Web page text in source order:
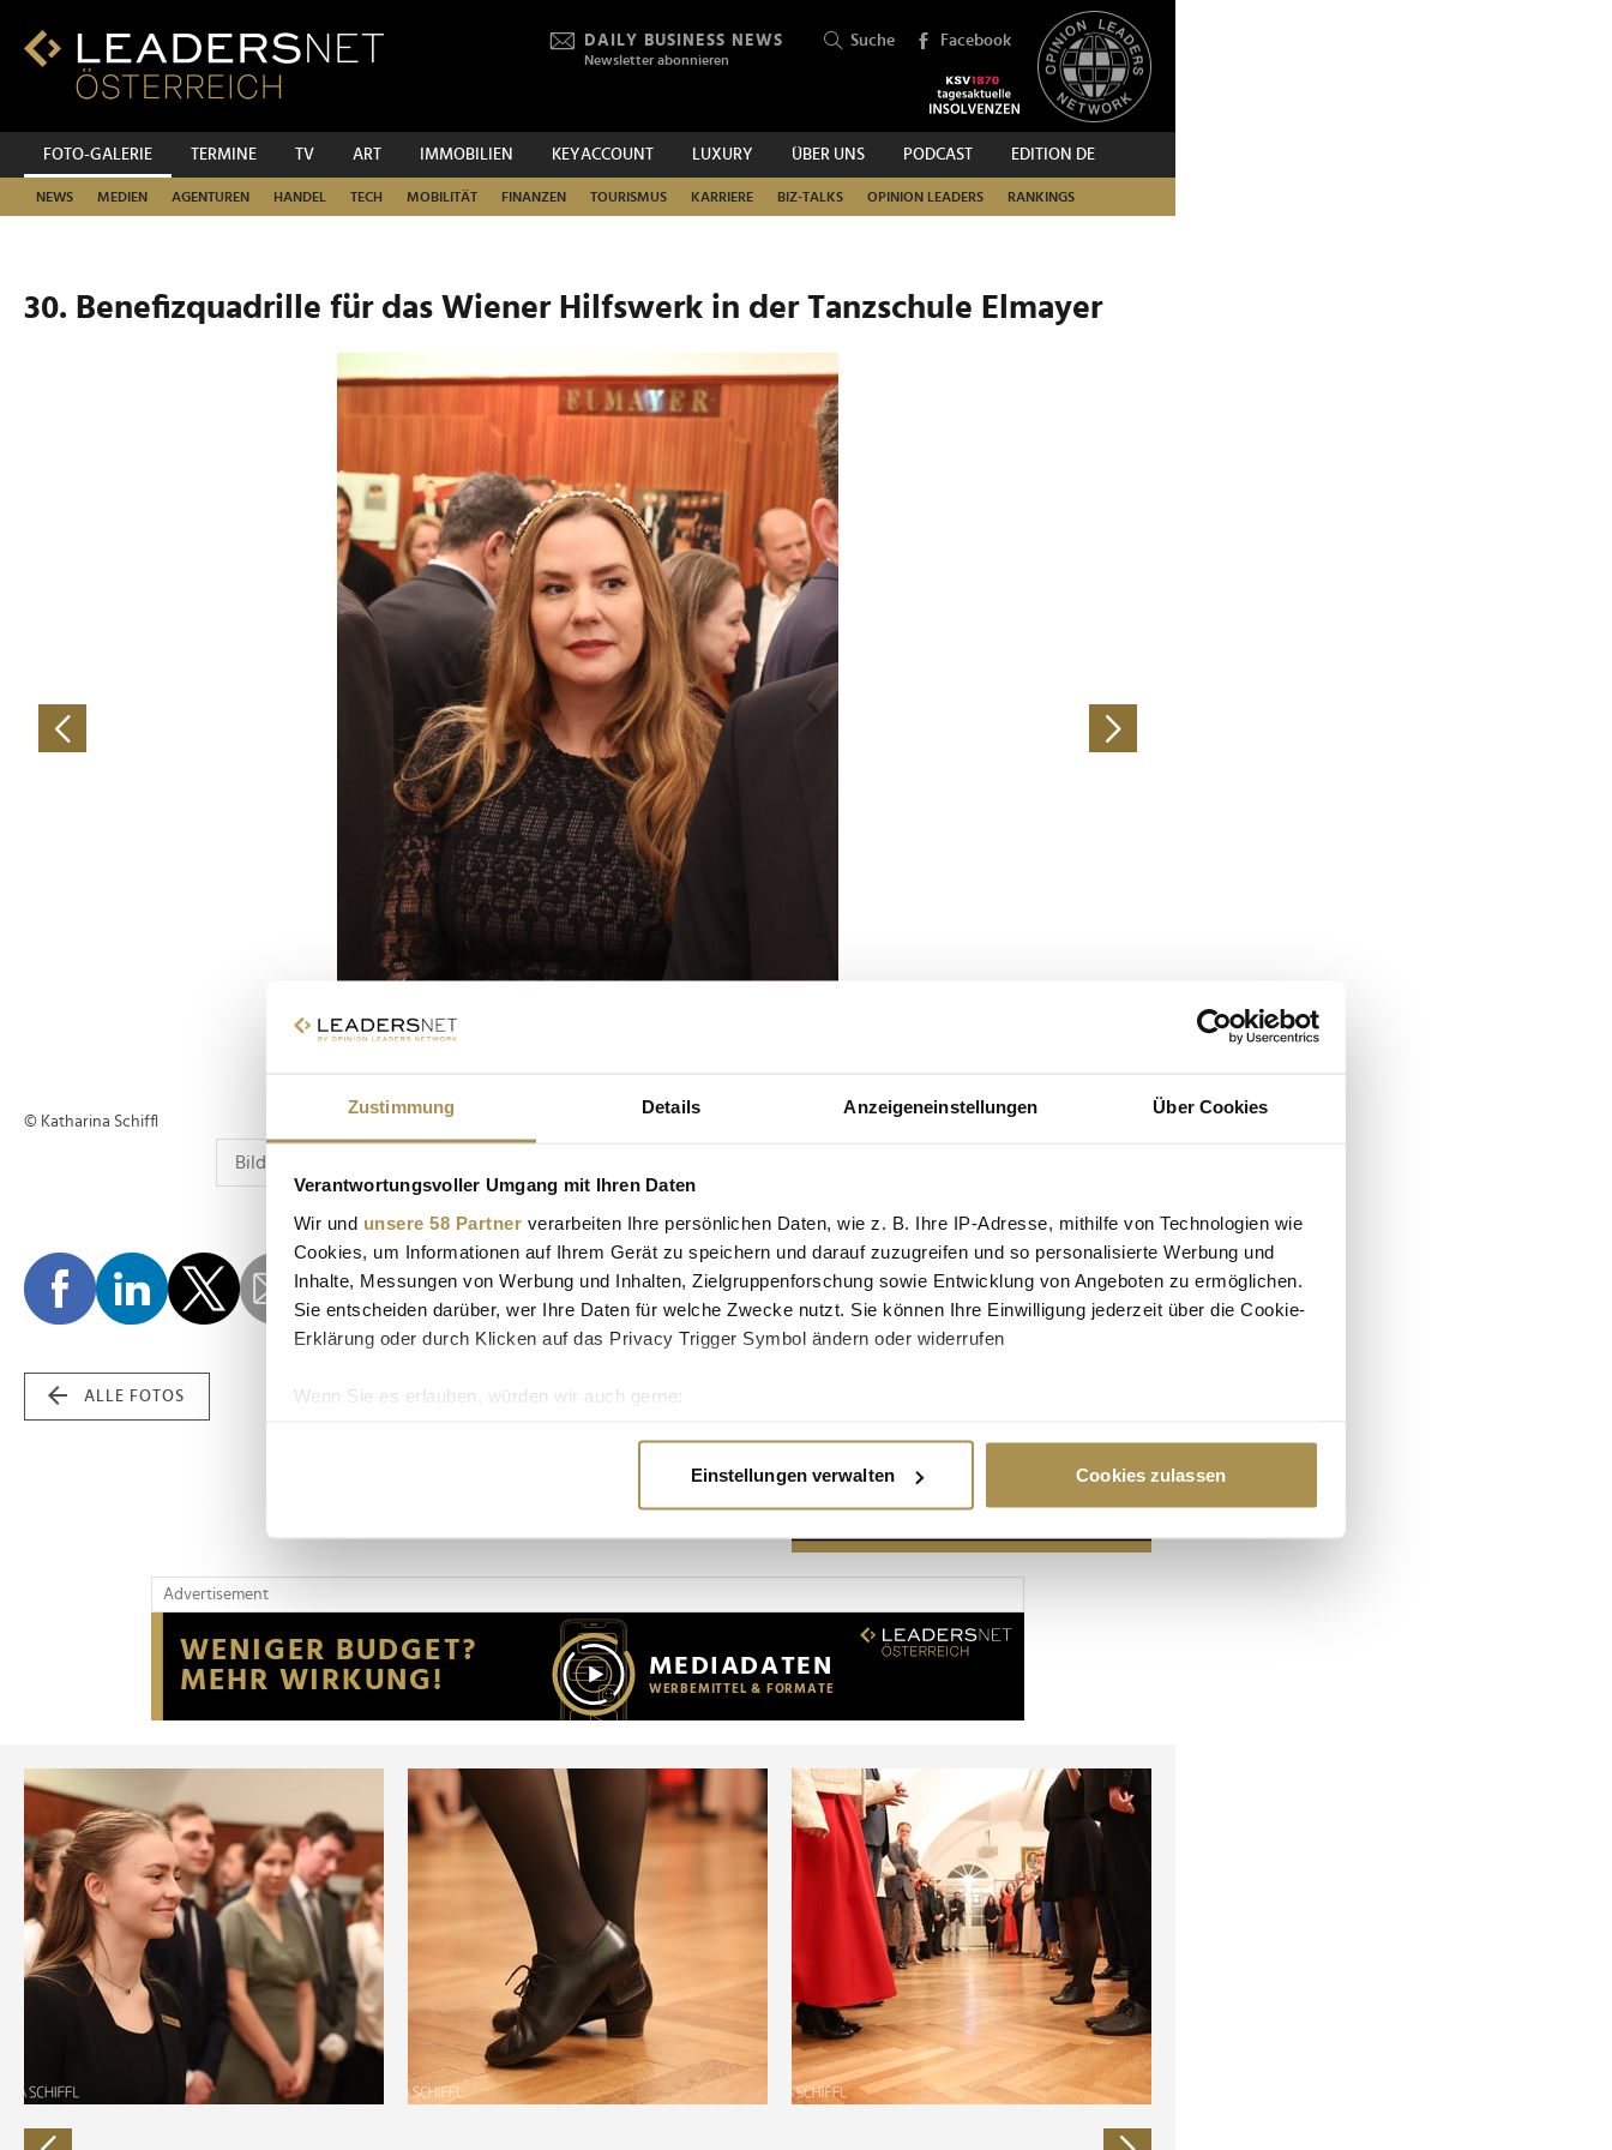
Zustimmung Details Anzeigeneinstellungen Über Cookies
Verantwortungsvoller Umgang mit Ihren Daten
Wir und unsere 58 Partner verarbeiten Ihre persönlichen Daten, wie z. B. Ihre IP-Adresse, mithilfe von Technologien wie
Cookies, um Informationen auf Ihrem Gerät zu speichern und darauf zuzugreifen und so personalisierte Werbung und
Inhalte, Messungen von Werbung und Inhalten, Zielgruppenforschung sowie Entwicklung von Angeboten zu ermöglichen.
Sie entscheiden darüber, wer Ihre Daten für welche Zwecke nutzt. Sie können Ihre Einwilligung jederzeit über die Cookie-
Erklärung oder durch Klicken auf das Privacy Trigger Symbol ändern oder widerrufen
Wenn Sie es erlauben, würden wir auch gerne:
Erfahren Sie mehr darüber, wie Ihre persönlichen Daten verarbeitet werden, und legen Sie Ihre Präferenzen im
Wir verwenden Cookies, um Inhalte und Anzeigen zu personalisieren, Funktionen für soziale Medien anbieten zu können
Website an unsere Partner für soziale Medien, Werbung und Analysen weiter. Unsere Partner führen diese Informationen
möglicherweise mit weiteren Daten zusammen, die Sie ihnen bereitgestellt haben oder die sie im Rahmen Ihrer Nutzung
der Dienste gesammelt haben.
Einstellungen verwalten Cookies zulassen
Inhalt
Fußzeilen-
Hauptnavigation
DAILY BUSINESS NEWS
Newsletter abonnieren
Suche Facebook
FOTO-GALERIE TERMINE TV ART IMMOBILIEN KEYACCOUNT LUXURY ÜBER UNS PODCAST EDITION DE
NEWS MEDIEN AGENTUREN HANDEL TECH MOBILITÄT FINANZEN TOURISMUS KARRIERE BIZ-TALKS OPINION LEADERS RANKINGS
SUCHEN
30. Benefizquadrille für das Wiener Hilfswerk in der Tanzschule Elmayer
© Katharina Schiffl
ALLE FOTOS
Advertisement
Advertisement